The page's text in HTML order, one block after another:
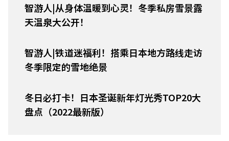
智游人|从身体温暖到心灵！冬季私房雪景露
天温泉大公开！
智游人|铁道迷福利！搭乘日本地方路线走访
冬季限定的雪地绝景
冬日必打卡！日本圣诞新年灯光秀TOP20大
盘点（2022最新版）